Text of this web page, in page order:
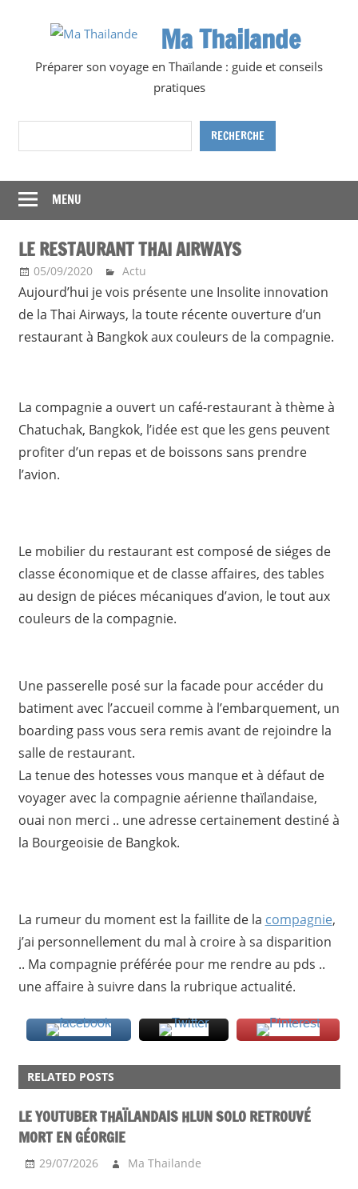
Ma Thailande
Préparer son voyage en Thaïlande : guide et conseils
pratiques
Rechercher
RECHERCHE
MENU
LE RESTAURANT THAI AIRWAYS
05/09/2020 Ma Thailande
Actu
Aujourd’hui je vois présente une Insolite innovation
de la Thai Airways, la toute récente ouverture d’un
restaurant à Bangkok aux couleurs de la compagnie.
La compagnie a ouvert un café-restaurant à thème à
Chatuchak, Bangkok, l’idée est que les gens peuvent
profiter d’un repas et de boissons sans prendre
l’avion.
Le mobilier du restaurant est composé de siéges de
classe économique et de classe affaires, des tables
au design de piéces mécaniques d’avion, le tout aux
couleurs de la compagnie.
Une passerelle posé sur la facade pour accéder du
batiment avec l’accueil comme à l’embarquement, un
boarding pass vous sera remis avant de rejoindre la
salle de restaurant.
La tenue des hotesses vous manque et à défaut de
voyager avec la compagnie aérienne thaïlandaise,
ouai non merci .. une adresse certainement destiné à
la Bourgeoisie de Bangkok.
La rumeur du moment est la faillite de la compagnie,
j’ai personnellement du mal à croire à sa disparition
.. Ma compagnie préférée pour me rendre au pds ..
une affaire à suivre dans la rubrique actualité.
BANGKOK
RELATED POSTS
LE YOUTUBER THAÏLANDAIS HLUN SOLO RETROUVÉ
MORT EN GÉORGIE
29/07/2026 Ma Thailande